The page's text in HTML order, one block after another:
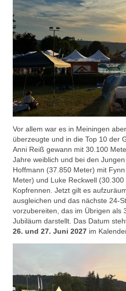
Vor allem war es in Meiningen
überzeugte und in die Top 10 der
Anni Reiß gewann mit 30.100
Jahre weiblich und bei den
Hoffmann (37.850 Meter) mit
Meter) und Luke Reckwell
Kopfrennen. Jetzt gilt es
ausgleichen und das nächste 24-
vorzubereiten, das im Übrigen als
Jubiläum darstellt. Das Datum
26. und 27. Juni 2027 im